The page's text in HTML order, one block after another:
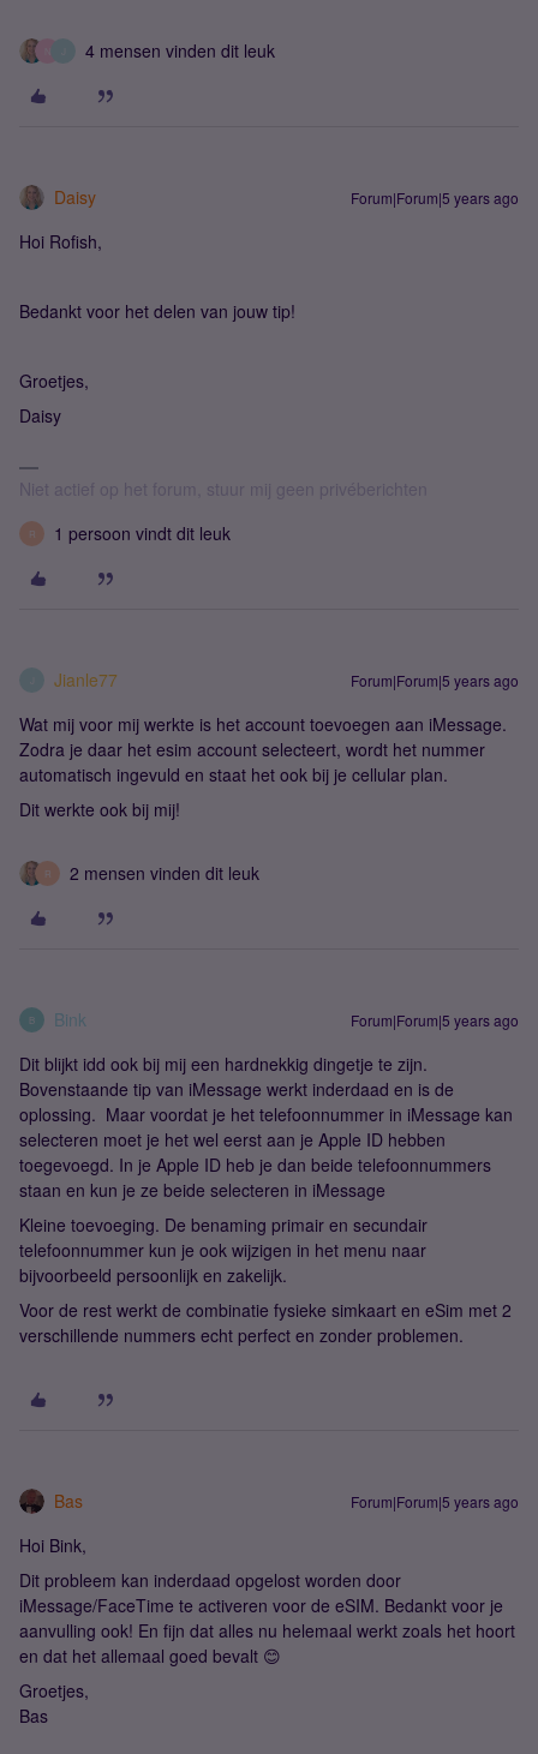
4 mensen vinden dit leuk
Daisy Forum|Forum|5 years ago
Hoi Rofish,
Bedankt voor het delen van jouw tip!
Groetjes,
Daisy
Niet actief op het forum, stuur mij geen privéberichten
R 1 persoon vindt dit leuk
Jianle77 Forum|Forum|5 years ago
Wat mij voor mij werkte is het account toevoegen aan iMessage.
Zodra je daar het esim account selecteert, wordt het nummer
automatisch ingevuld en staat het ook bij je cellular plan.
Dit werkte ook bij mij!
R 2 mensen vinden dit leuk
B Bink Forum|Forum|5 years ago
Dit blijkt idd ook bij mij een hardnekkig dingetje te zijn.
Bovenstaande tip van iMessage werkt inderdaad en is de
oplossing. Maar voordat je het telefoonnummer in iMessage kan
selecteren moet je het wel eerst aan je Apple ID hebben
toegevoegd. In je Apple ID heb je dan beide telefoonnummers
staan en kun je ze beide selecteren in iMessage
Kleine toevoeging. De benaming primair en secundair
telefoonnummer kun je ook wijzigen in het menu naar
bijvoorbeeld persoonlijk en zakelijk.
Voor de rest werkt de combinatie fysieke simkaart en eSim met 2
verschillende nummers echt perfect en zonder problemen.
Bas Forum|Forum|5 years ago
Hoi Bink,
Dit probleem kan inderdaad opgelost worden door
iMessage/FaceTime te activeren voor de eSIM. Bedankt voor je
aanvulling ook! En fijn dat alles nu helemaal werkt zoals het hoort
en dat het allemaal goed bevalt 😊
Groetjes,
Bas